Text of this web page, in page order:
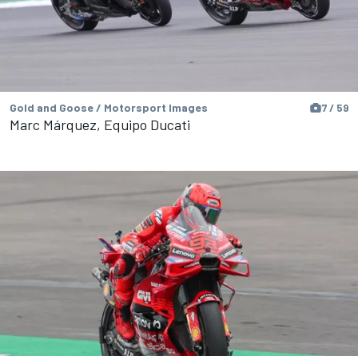
Gold and Goose / Motorsport Images 7 / 59
Marc Márquez, Equipo Ducati